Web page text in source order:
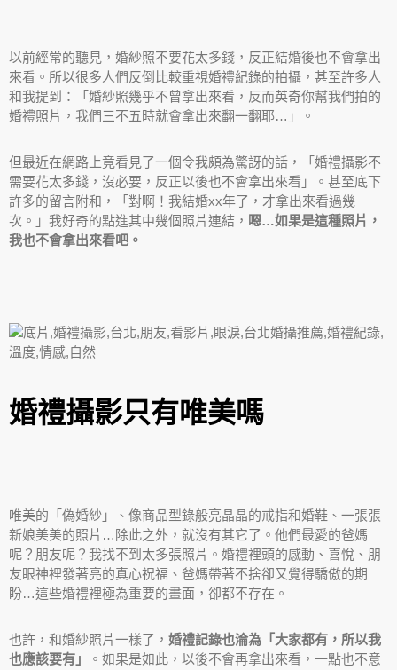
以前經常的聽見，婚紗照不要花太多錢，反正結婚後也不會拿出
來看。所以很多人們反倒比較重視婚禮紀錄的拍攝，甚至許多人
和我提到：「婚紗照幾乎不曾拿出來看，反而英奇你幫我們拍的
婚禮照片，我們三不五時就會拿出來翻一翻耶…」。
但最近在網路上竟看見了一個令我頗為驚訝的話，「婚禮攝影不
需要花太多錢，沒必要，反正以後也不會拿出來看」。甚至底下
許多的留言附和，「對啊！我結婚xx年了，才拿出來看過幾
次。」我好奇的點進其中幾個照片連結， 嗯…如果是這種照片，
我也不會拿出來看吧。
婚禮攝影只有唯美嗎
唯美的「偽婚紗」、像商品型錄般亮晶晶的戒指和婚鞋、一張張
新娘美美的照片…除此之外，就沒有其它了。他們最愛的爸媽
呢？朋友呢？我找不到太多張照片。婚禮裡頭的感動、喜悅、朋
友眼神裡發著亮的真心祝福、爸媽帶著不捨卻又覺得驕傲的期
盼…這些婚禮裡極為重要的畫面，卻都不存在。
也許，和婚紗照片一樣了， 婚禮記錄也淪為「大家都有，所以我
也應該要有」
。如果是如此，以後不會再拿出來看，一點也不意